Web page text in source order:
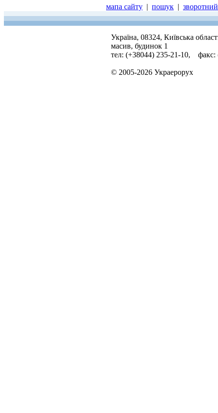
мапа сайту | пошук |
Україна, 08324, Київська
масив, будинок 1
тел: (+38044) 235-21-10, факс:
© 2005-2026 Украерорух